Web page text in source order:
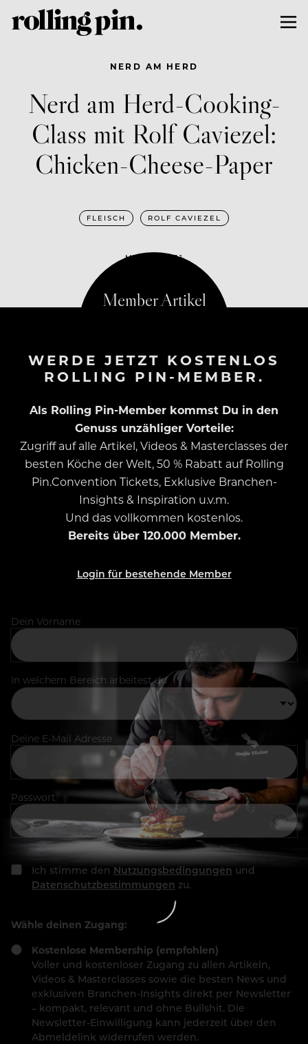
NERD AM HERD
Nerd am Herd-Cooking-
Class mit Rolf Caviezel:
Chicken-Cheese-Paper
FLEISCH ROLF CAVIEZEL
MAI 19, 2021
WERDE JETZT KOSTENLOS
ROLLING PIN-MEMBER.
Als Rolling Pin-Member kommst Du in den
Genuss unzähliger Vorteile:
Zugriff auf alle Artikel, Videos & Masterclasses der
besten Köche der Welt, 50 % Rabatt auf Rolling
Pin.Convention Tickets, Exklusive Branchen-
Insights & Inspiration u.v.m.
Und das vollkommen kostenlos.
Bereits über 120.000 Member.
Login für bestehende Member
Dein Vorname
In welchem Bereich arbeitest du
Deine E-Mail Adresse
Passwort
Ich stimme den Nutzungsbedingungen und
Datenschutzbestimmungen zu.
Wähle deinen Zugang:
Kostenlose Membership (empfohlen)
Voller und kostenloser Zugang zu allen Artikeln,
Videos & Masterclasses sowie die besten News und
exklusiven Branchen-Insights direkt per Newsletter
– kompakt, relevant und ohne Bullshit. Die
Newsletter-Einwilligung kann jederzeit über den
Abmeldelink widerrufen werden.